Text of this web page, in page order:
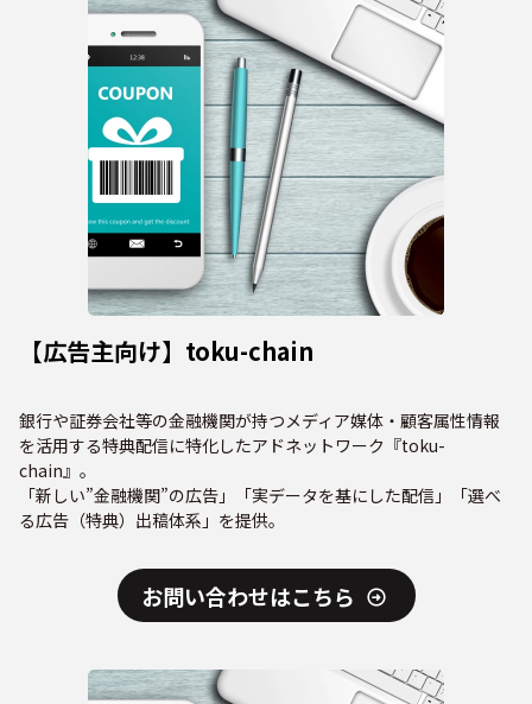
【広告主向け】toku-chain
銀行や証券会社等の金融機関が持つメディア媒体・顧客属性情報
を活用する特典配信に特化したアドネットワーク『toku-
chain』。
「新しい”金融機関”の広告」「実データを基にした配信」「選べ
る広告（特典）出稿体系」を提供。
お問い合わせはこちら